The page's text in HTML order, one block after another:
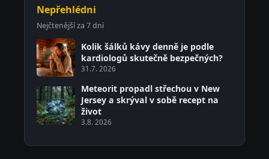
Nepřehlédni
Nejčtenější za 7 dní
Kolik šálků kávy denně je podle
kardiologů skutečně bezpečných?
31.7. 2026
Meteorit propadl střechou v New
Jersey a skrýval v sobě recept na
život
3.8. 2026